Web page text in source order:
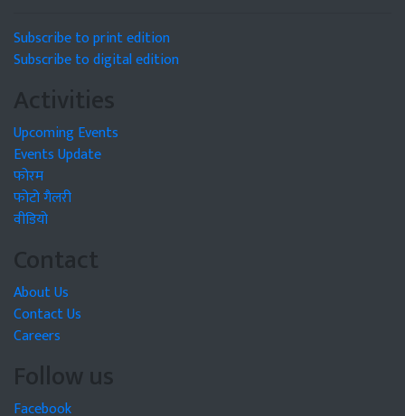
Subscribe to print edition
Subscribe to digital edition
Activities
Upcoming Events
Events Update
फोरम
फोटो गैलरी
वीडियो
Contact
About Us
Contact Us
Careers
Follow us
Facebook